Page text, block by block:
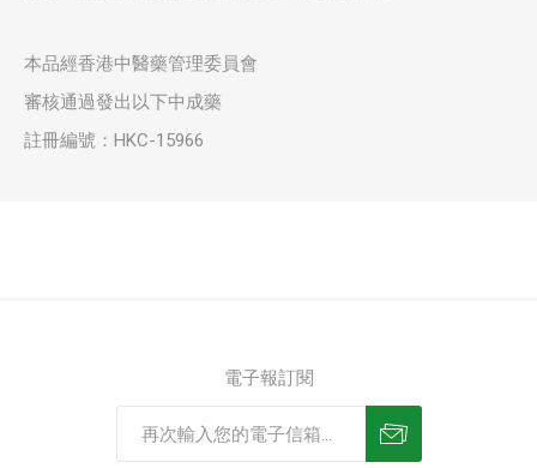
本品經香港中醫藥管理委員會
審核通過發出以下中成藥
註冊編號：HKC-15966
電子報訂閱